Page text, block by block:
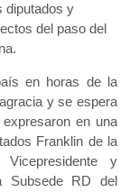
diputados y
del paso del
en horas de la
y se espera
en una
Franklin de la
y
Subsede RD del